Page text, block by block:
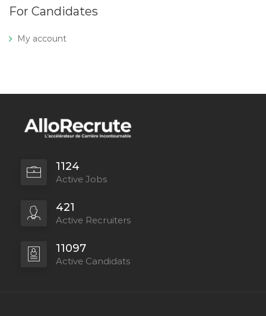
For Candidates
My account
1124
Active Jobs
421
Active Recruiters
11097
Active Candidats